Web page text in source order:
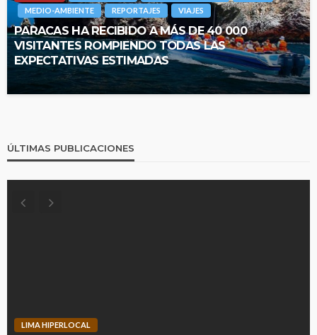
MEDIO-AMBIENTE
REPORTAJES VIAJES
PARACAS HA RECIBIDO A MÁS DE 40 000
VISITANTES ROMPIENDO TODAS LAS
EXPECTATIVAS ESTIMADAS
ÚLTIMAS PUBLICACIONES
LIMA HIPERLOCAL